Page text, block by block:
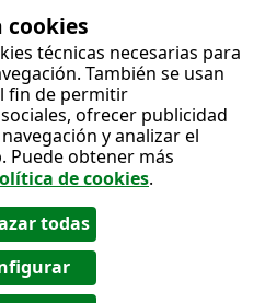
cookies
técnicas necesarias para
También se usan
fin de permitir
ofrecer publicidad
y analizar el
Puede obtener más
de cookies.